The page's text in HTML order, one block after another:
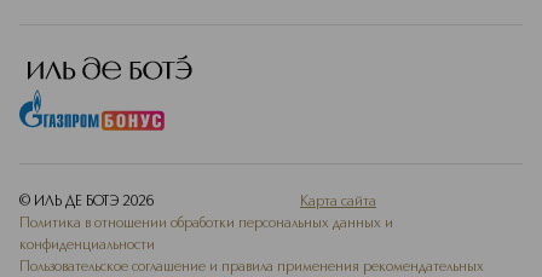
© ИЛЬ ДЕ БОТЭ 2026
Карта сайта
Политика в отношении обработки персональных данных и
конфиденциальности
Пользовательское соглашение и правила применения рекомендательных